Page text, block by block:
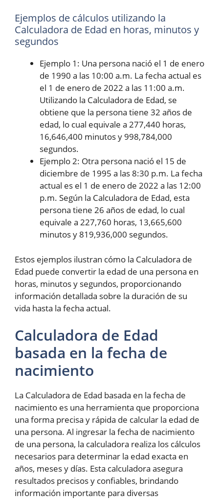
Ejemplos de cálculos utilizando la
Calculadora de Edad en horas, minutos y
segundos
Ejemplo 1: Una persona nació el 1 de enero
de 1990 a las 10:00 a.m. La fecha actual es
el 1 de enero de 2022 a las 11:00 a.m.
Utilizando la Calculadora de Edad, se
obtiene que la persona tiene 32 años de
edad, lo cual equivale a 277,440 horas,
16,646,400 minutos y 998,784,000
segundos.
Ejemplo 2: Otra persona nació el 15 de
diciembre de 1995 a las 8:30 p.m. La fecha
actual es el 1 de enero de 2022 a las 12:00
p.m. Según la Calculadora de Edad, esta
persona tiene 26 años de edad, lo cual
equivale a 227,760 horas, 13,665,600
minutos y 819,936,000 segundos.
Estos ejemplos ilustran cómo la Calculadora de
Edad puede convertir la edad de una persona en
horas, minutos y segundos, proporcionando
información detallada sobre la duración de su
vida hasta la fecha actual.
Calculadora de Edad
basada en la fecha de
nacimiento
La Calculadora de Edad basada en la fecha de
nacimiento es una herramienta que proporciona
una forma precisa y rápida de calcular la edad de
una persona. Al ingresar la fecha de nacimiento
de una persona, la calculadora realiza los cálculos
necesarios para determinar la edad exacta en
años, meses y días. Esta calculadora asegura
resultados precisos y confiables, brindando
información importante para diversas